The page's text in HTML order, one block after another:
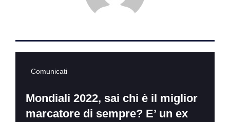
Comunicati
Mondiali 2022, sai chi è il miglior
marcatore di sempre? E’ un ex